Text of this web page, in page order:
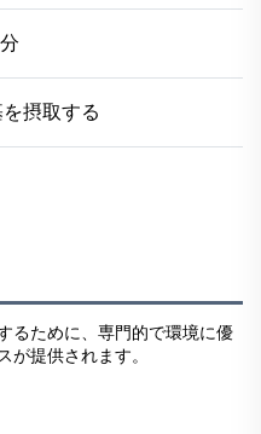
摂取する
るために、専門的で環境に優
が提供されます。